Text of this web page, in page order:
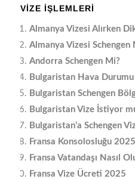
VIZE İŞLEMLERI
Almanya Vizesi Alırken
Almanya Vizesi Schengen
Andorra Schengen Mi?
Bulgaristan Hava
Bulgaristan Schengen
Bulgaristan Vize İstiyor
Bulgaristan’a Schengen
Fransa Konsolosluğu 2025
Fransa Vatandaşı Nasıl
Fransa Vize Ücreti 2025